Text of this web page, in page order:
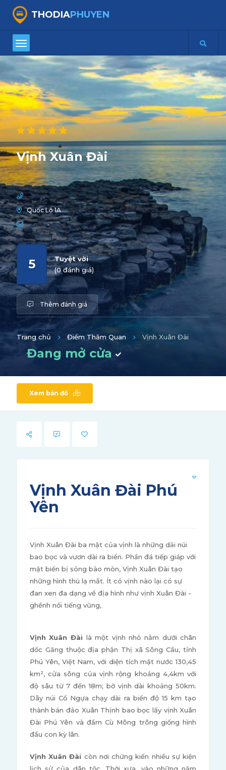
THODIAPHUYEN
Vịnh Xuân Đài
Quốc Lộ 1A
Tuyệt vời
(0 đánh giá)
5
Thêm đánh giá
Trang chủ Điểm Thăm Quan Vịnh Xuân Đài
Đang mở cửa
Xem bản đồ
Vịnh Xuân Đài Phú
Yên
Vịnh Xuân Đài ba mặt của vịnh là những dải núi
bao bọc và vươn dài ra biển. Phần đá tiếp giáp với
mặt biển bị sóng bào mòn, Vịnh Xuân Đài tạo
những hình thù lạ mắt. Ít có vịnh nào lại có sự
đan xen đa dạng về địa hình như vịnh Xuân Đài -
ghềnh nối tiếng vũng,
Vịnh Xuân Đài là một vịnh nhỏ nằm dưới chân
dốc Găng thuộc địa phận Thị xã Sông Cầu, tỉnh
Phú Yên, Việt Nam, với diện tích mặt nước 130,45
km², cửa sông của vịnh rộng khoảng 4,4km với
độ sâu từ 7 đến 18m; bờ vịnh dài khoảng 50km.
Dãy núi Cổ Ngựa chạy dài ra biển độ 15 km tạo
thành bán đảo Xuân Thịnh bao bọc lấy vịnh Xuân
Đài Phú Yên và đầm Cù Mông trông giống hình
đầu con kỳ lân.
Vịnh Xuân Đài còn nơi chứng kiến nhiều sự kiện